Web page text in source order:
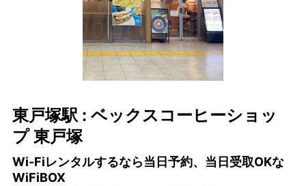
東戸塚駅 : ベックスコーヒーショッ
プ 東戸塚
Wi-Fiレンタルするなら当日予約、当日受取OKな
WiFiBOX